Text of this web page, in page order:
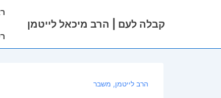
ראשי
קבלה לעם | הרב מיכאל לייטמן
הרב לייטמן, משבר